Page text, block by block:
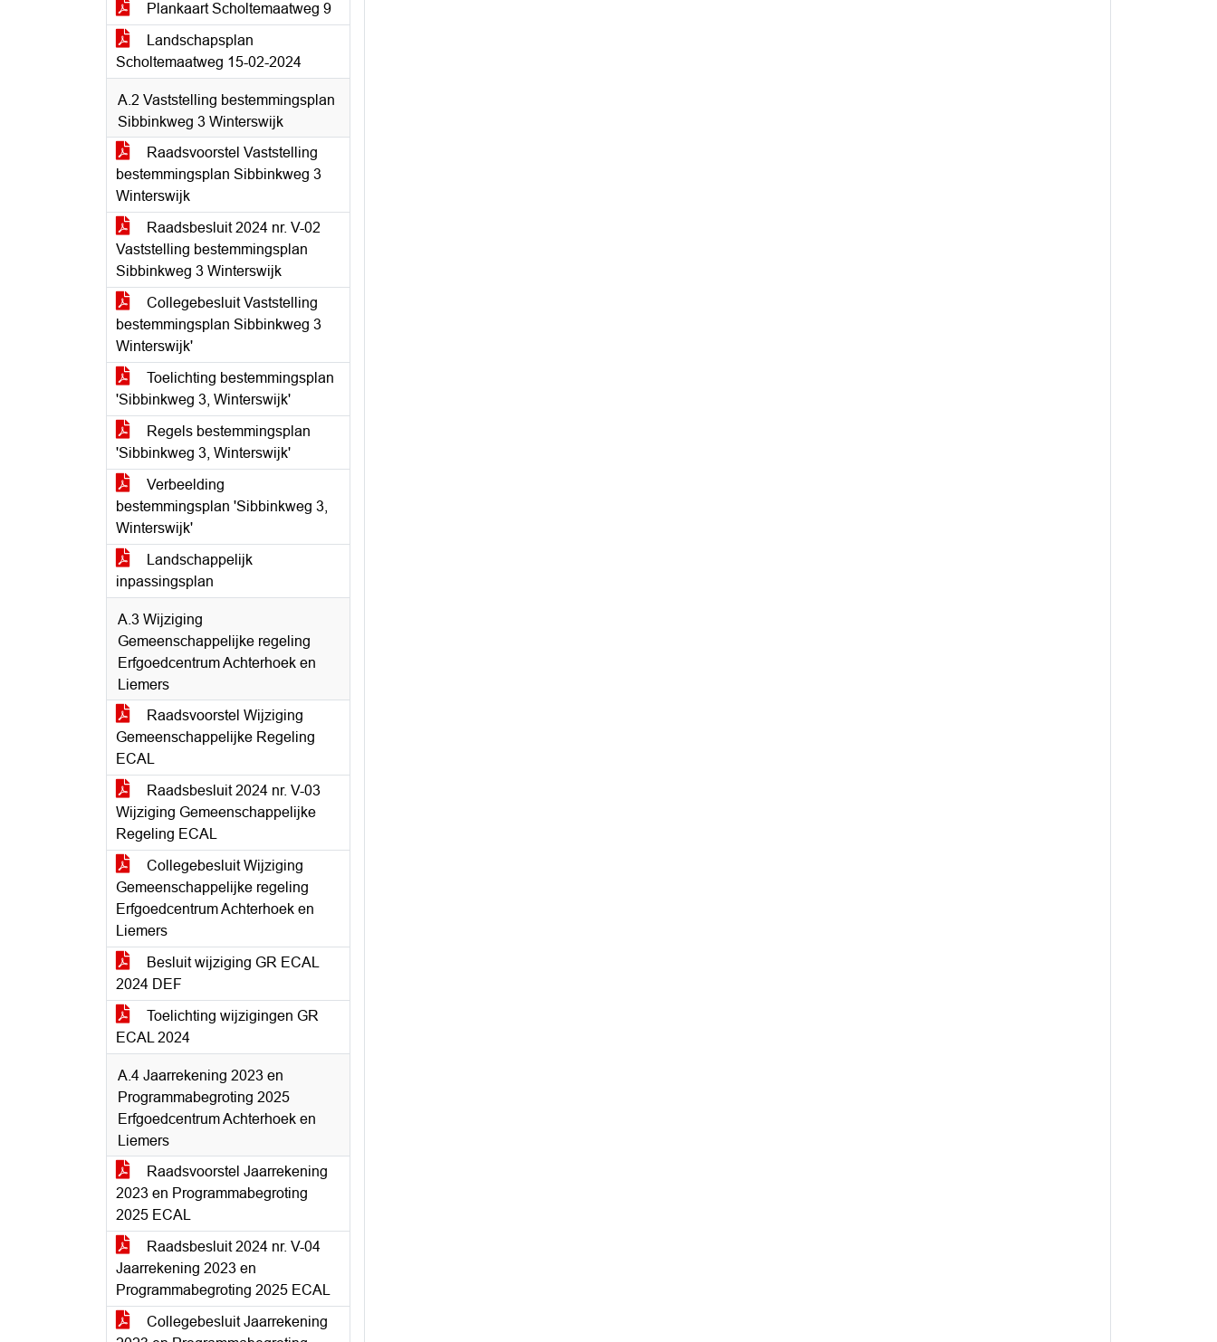
Plankaart Scholtemaatweg 9
Landschapsplan
Scholtemaatweg 15-02-2024
A.2 Vaststelling bestemmingsplan
Sibbinkweg 3 Winterswijk
Raadsvoorstel Vaststelling
bestemmingsplan Sibbinkweg 3
Winterswijk
Raadsbesluit 2024 nr. V-02
Vaststelling bestemmingsplan
Sibbinkweg 3 Winterswijk
Collegebesluit Vaststelling
bestemmingsplan Sibbinkweg 3
Winterswijk'
Toelichting bestemmingsplan
'Sibbinkweg 3, Winterswijk'
Regels bestemmingsplan
'Sibbinkweg 3, Winterswijk'
Verbeelding
bestemmingsplan 'Sibbinkweg 3,
Winterswijk'
Landschappelijk
inpassingsplan
A.3 Wijziging
Gemeenschappelijke regeling
Erfgoedcentrum Achterhoek en
Liemers
Raadsvoorstel Wijziging
Gemeenschappelijke Regeling
ECAL
Raadsbesluit 2024 nr. V-03
Wijziging Gemeenschappelijke
Regeling ECAL
Collegebesluit Wijziging
Gemeenschappelijke regeling
Erfgoedcentrum Achterhoek en
Liemers
Besluit wijziging GR ECAL
2024 DEF
Toelichting wijzigingen GR
ECAL 2024
A.4 Jaarrekening 2023 en
Programmabegroting 2025
Erfgoedcentrum Achterhoek en
Liemers
Raadsvoorstel Jaarrekening
2023 en Programmabegroting
2025 ECAL
Raadsbesluit 2024 nr. V-04
Jaarrekening 2023 en
Programmabegroting 2025 ECAL
Collegebesluit Jaarrekening